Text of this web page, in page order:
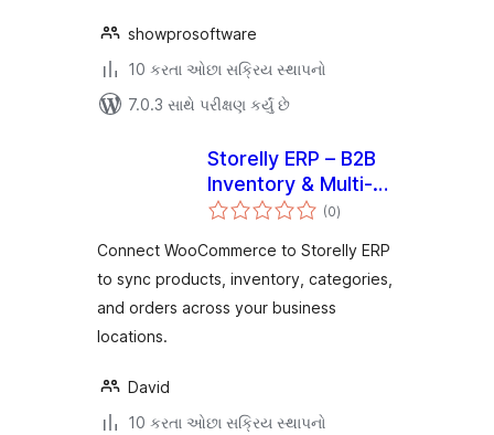
showprosoftware
10 કરતા ઓછા સક્રિય સ્થાપનો
7.0.3 સાથે પરીક્ષણ કર્યું છે
Storelly ERP – B2B
Inventory & Multi-
Location POS for
(0કુલ
રેટિંગ્સ
)
Connect WooCommerce to Storelly ERP
to sync products, inventory, categories,
and orders across your business
locations.
David
10 કરતા ઓછા સક્રિય સ્થાપનો